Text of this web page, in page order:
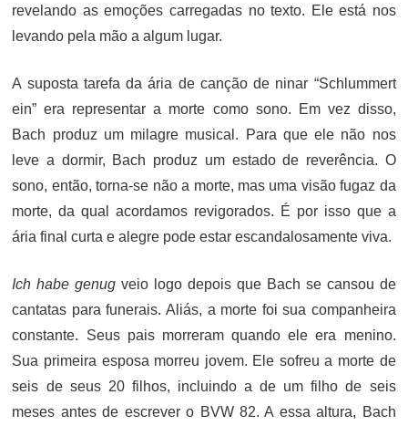
revelando as emoções carregadas no texto. Ele está nos
levando pela mão a algum lugar.
A suposta tarefa da ária de canção de ninar “Schlummert
ein” era representar a morte como sono. Em vez disso,
Bach produz um milagre musical. Para que ele não nos
leve a dormir, Bach produz um estado de reverência. O
sono, então, torna-se não a morte, mas uma visão fugaz da
morte, da qual acordamos revigorados. É por isso que a
ária final curta e alegre pode estar escandalosamente viva.
Ich habe genug veio logo depois que Bach se cansou de
cantatas para funerais. Aliás, a morte foi sua companheira
constante. Seus pais morreram quando ele era menino.
Sua primeira esposa morreu jovem. Ele sofreu a morte de
seis de seus 20 filhos, incluindo a de um filho de seis
meses antes de escrever o BVW 82. A essa altura, Bach